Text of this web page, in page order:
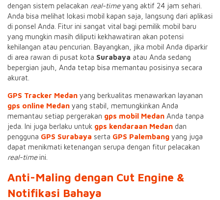
dengan sistem pelacakan real-timeyang aktif 24 jam sehari.
Anda bisa melihat lokasi mobil kapan saja, langsung dari aplikasi
di ponsel Anda. Fitur ini sangat vital bagi pemilik mobil baru
yang mungkin masih diliputi kekhawatiran akan potensi
kehilangan atau pencurian. Bayangkan, jika mobil Anda diparkir
di area rawan di pusat kota Surabaya atau Anda sedang
bepergian jauh, Anda tetap bisa memantau posisinya secara
akurat.
GPS Tracker Medan yang berkualitas menawarkan layanan
gps online Medan yang stabil, memungkinkan Anda
memantau setiap pergerakan gps mobil Medan Anda tanpa
jeda. Ini juga berlaku untuk gps kendaraan Medan dan
pengguna GPS Surabaya serta GPS Palembang yang juga
dapat menikmati ketenangan serupa dengan fitur pelacakan
real-timeini.
Anti-Maling dengan Cut Engine &
Notifikasi Bahaya